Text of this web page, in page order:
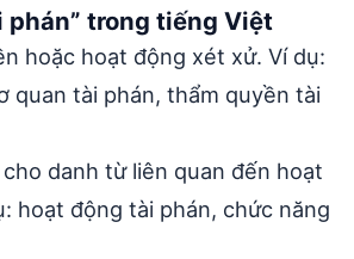
phán” trong tiếng Việt
hoặc hoạt động xét xử. Ví dụ:
quan tài phán, thẩm quyền tài
danh từ liên quan đến hoạt
hoạt động tài phán, chức năng